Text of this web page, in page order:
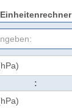
Einheitenrechner
: